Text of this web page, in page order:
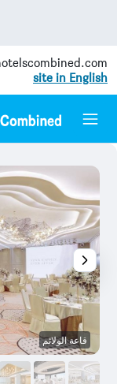
site in English
قاعة الولائم